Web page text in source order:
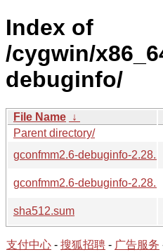
Index of
/cygwin/
debuginfo/
File Name ↓
Parent directory/
gconfmm2.6-debuginfo-
gconfmm2.6-debuginfo-
sha512.sum
支付中心 - 搜狐招聘 - 广告服务